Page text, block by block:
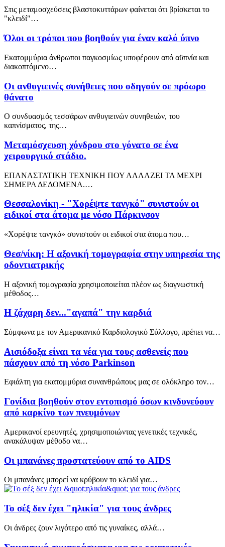
Στις μεταμοσχεύσεις βλαστοκυττάρων φαίνεται ότι βρίσκεται το
"κλειδί"…
Όλοι οι τρόποι που βοηθούν για έναν καλό ύπνο
Εκατομμύρια άνθρωποι παγκοσμίως υποφέρουν από αϋπνία και
διακοπτόμενο…
Οι ανθυγιεινές συνήθειες που οδηγούν σε πρόωρο
θάνατο
Ο συνδυασμός τεσσάρων ανθυγιεινών συνηθειών, του
καπνίσματος, της…
Μεταμόσχευση χόνδρου στο γόνατο σε ένα
χειρουργικό στάδιο.
ΕΠΑΝΑΣΤΑΤΙΚΗ ΤΕΧΝΙΚΗ ΠΟΥ ΑΛΛΑΖΕΙ ΤΑ ΜΕΧΡΙ
ΣΗΜΕΡΑ ΔΕΔΟΜΕΝΑ.…
Θεσσαλονίκη - "Χορέψτε τανγκό" συνιστούν οι
ειδικοί στα άτομα με νόσο Πάρκινσον
«Χορέψτε τανγκό» συνιστούν οι ειδικοί στα άτομα που…
Θεσ/νίκη: Η αξονική τομογραφία στην υπηρεσία της
οδοντιατρικής
Η αξονική τομογραφία χρησιμοποιείται πλέον ως διαγνωστική
μέθοδος…
Η ζάχαρη δεν..."αγαπά" την καρδιά
Σύμφωνα με τον Αμερικανικό Καρδιολογικό Σύλλογο, πρέπει να…
Αισιόδοξα είναι τα νέα για τους ασθενείς που
πάσχουν από τη νόσο Parkinson
Εφιάλτη για εκατομμύρια συνανθρώπους μας σε ολόκληρο τον…
Γονίδια βοηθούν στον εντοπισμό όσων κινδυνεύουν
από καρκίνο των πνευμόνων
Αμερικανοί ερευνητές, χρησιμοποιώντας γενετικές τεχνικές,
ανακάλυψαν μέθοδο να…
Οι μπανάνες προστατεύουν από το AIDS
Οι μπανάνες μπορεί να κρύβουν το κλειδί για…
Το σέξ δεν έχει "ηλικία" για τους άνδρες
Οι άνδρες ζουν λιγότερο από τις γυναίκες, αλλά…